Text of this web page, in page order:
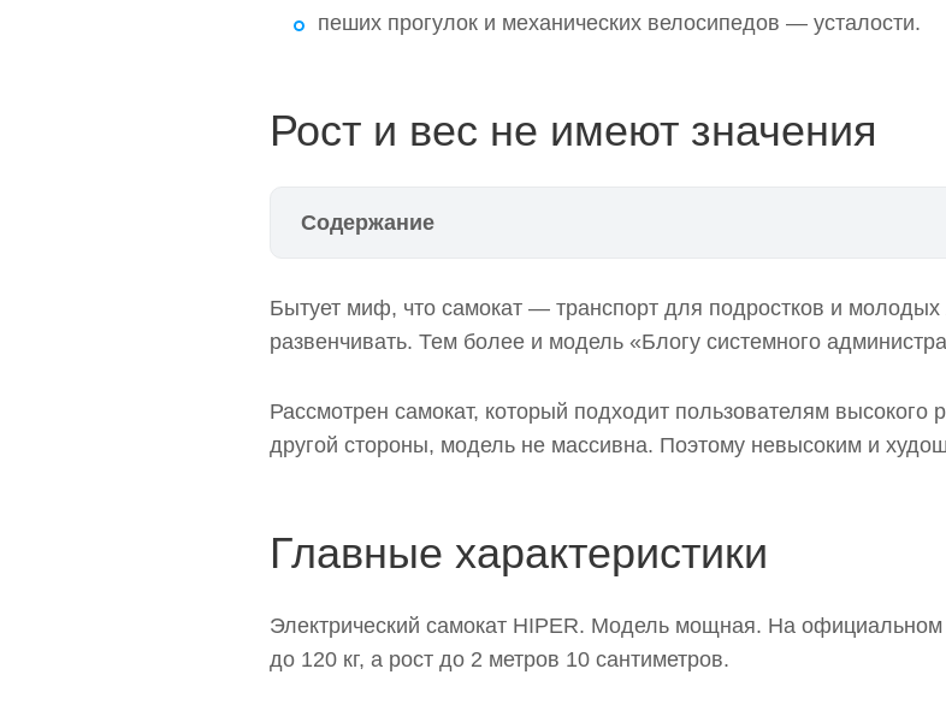
пеших прогулок и механических велосипедов — усталости.
Рост и вес не имеют значения
Содержание
Главные характеристики
Комплектность
Руль и управление
Колеса прочные, но жесткие
Бытует миф, что самокат — транспорт для подростков и
развенчивать. Тем более и модель «Блогу системного
Рассмотрен самокат, который подходит пользователям высокого
другой стороны, модель не массивна. Поэтому невысоким и
Главные характеристики
Электрический самокат HIPER. Модель мощная. На официальном
до 120 кг, а рост до 2 метров 10 сантиметров.